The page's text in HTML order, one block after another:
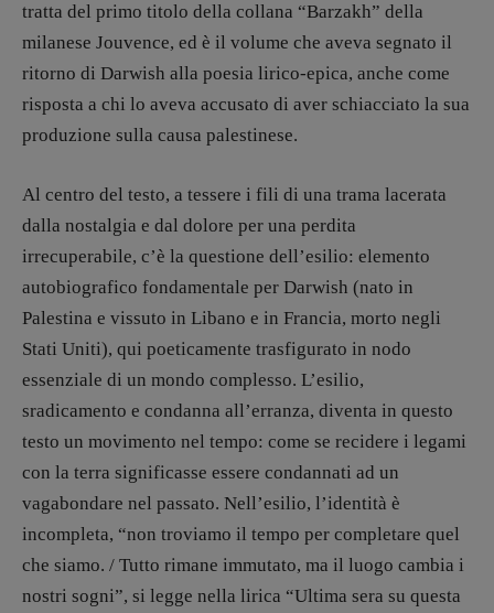
EDAZIONE
Anna da Re,Roberto Derobertis,Elio
Grasso,Fabio Malagnini,Valentina
Marcoli, Elisabetta Michielin,Nicole
Case editrici e coordinamento
recensioni:
Elio Grasso [eliovoyager@gmail.com]
Coordinamento Primo Piano
[michielin.elisabetta@gmail.com]
Coordinamento News in breve:
Anna da Re
[anna.dare.comunicazione@gmail.com]
Fabio Malagnini
[fabio.malagnini@gmail.com]
Coordinamento Pulp for kids e social
media:
Valentina Marcoli
tratta del primo titolo della collana “Barzakh” della
milanese Jouvence, ed è il volume che aveva segnato il
ritorno di Darwish alla poesia lirico-epica, anche come
risposta a chi lo aveva accusato di aver schiacciato la sua
produzione sulla causa palestinese.
Al centro del testo, a tessere i fili di una trama lacerata
dalla nostalgia e dal dolore per una perdita
irrecuperabile, c’è la questione dell’esilio: elemento
autobiografico fondamentale per Darwish (nato in
Palestina e vissuto in Libano e in Francia, morto negli
Stati Uniti), qui poeticamente trasfigurato in nodo
essenziale di un mondo complesso. L’esilio,
sradicamento e condanna all’erranza, diventa in questo
testo un movimento nel tempo: come se recidere i legami
con la terra significasse essere condannati ad un
vagabondare nel passato. Nell’esilio, l’identità è
incompleta, “non troviamo il tempo per completare quel
che siamo. / Tutto rimane immutato, ma il luogo cambia i
nostri sogni”, si legge nella lirica “Ultima sera su questa